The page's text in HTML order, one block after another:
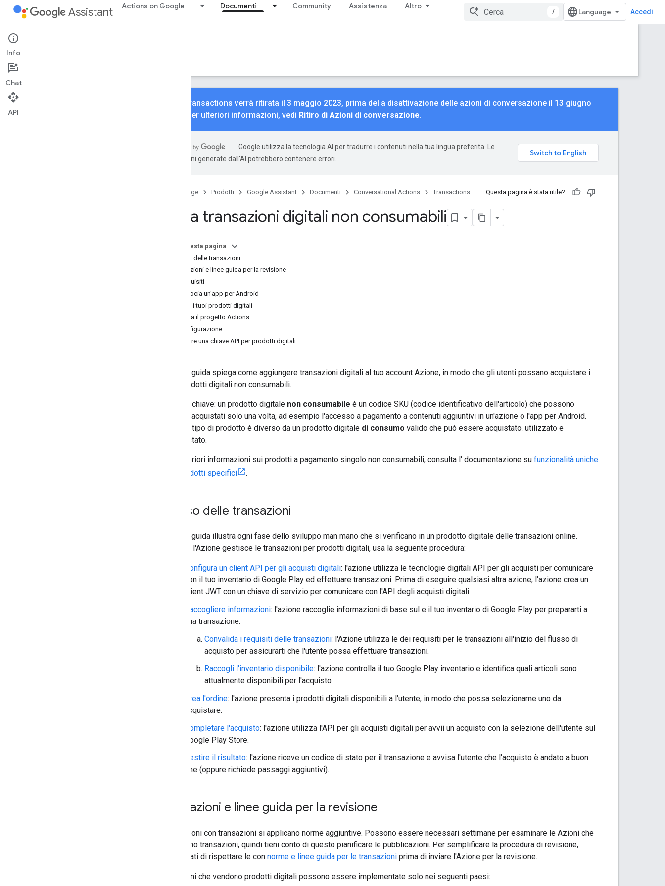
Assistant Actions on Google Documenti Community Assistenza Altro
/ Accedi
Conversational Actions
Guide
L'API Transactions verrà ritirata il 3 maggio 2023, prima della disattivazione delle azioni di conversazione il 13 giugno
2023. Per ulteriori informazioni, vedi Ritiro di Azioni di conversazione.
Google utilizza la tecnologia AI per tradurre i contenuti nella tua lingua preferita. Le
traduzioni generate dall'AI potrebbero contenere errori.
Home page Prodotti Google Assistant Documenti Conversational Actions Transactions Questa pagina è stata utile?
Crea transazioni digitali non consumabili
Su questa pagina
Flusso delle transazioni
Limitazioni e linee guida per la revisione
Prerequisiti
Associa un'app per Android
Crea i tuoi prodotti digitali
Prepara il progetto Actions
Configurazione
Creare una chiave API per prodotti digitali
Questa guida spiega come aggiungere transazioni digitali al tuo account Azione, in modo che gli utenti possano acquistare i
tuoi prodotti digitali non consumabili.
Termini chiave: un prodotto digitale non consumabile è un codice SKU (codice identificativo dell'articolo) che possono
essere acquistati solo una volta, ad esempio l'accesso a pagamento a contenuti aggiuntivi in un'azione o l'app per Android.
Questo tipo di prodotto è diverso da un prodotto digitale di consumo valido che può essere acquistato, utilizzato e
riacquistato.
Per ulteriori informazioni sui prodotti a pagamento singolo non consumabili, consulta l' documentazione su funzionalità uniche
per prodotti specifici
.
Flusso delle transazioni
Questa guida illustra ogni fase dello sviluppo man mano che si verificano in un prodotto digitale delle transazioni online.
Quando l'Azione gestisce le transazioni per prodotti digitali, usa la seguente procedura:
Configura un client API per gli acquisti digitali: l'azione utilizza le tecnologie digitali API per gli acquisti per comunicare
con il tuo inventario di Google Play ed effettuare transazioni. Prima di eseguire qualsiasi altra azione, l'azione crea un
client JWT con un chiave di servizio per comunicare con l'API degli acquisti digitali.
Raccogliere informazioni: l'azione raccoglie informazioni di base sul e il tuo inventario di Google Play per prepararti a
una transazione.
Convalida i requisiti delle transazioni: l'Azione utilizza le dei requisiti per le transazioni all'inizio del flusso di
acquisto per assicurarti che l'utente possa effettuare transazioni.
Raccogli l'inventario disponibile: l'azione controlla il tuo Google Play inventario e identifica quali articoli sono
attualmente disponibili per l'acquisto.
Crea l'ordine: l'azione presenta i prodotti digitali disponibili a l'utente, in modo che possa selezionarne uno da
acquistare.
Completare l'acquisto: l'azione utilizza l'API per gli acquisti digitali per avvii un acquisto con la selezione dell'utente sul
Google Play Store.
Gestire il risultato: l'azione riceve un codice di stato per il transazione e avvisa l'utente che l'acquisto è andato a buon
fine (oppure richiede passaggi aggiuntivi).
Limitazioni e linee guida per la revisione
Alle Azioni con transazioni si applicano norme aggiuntive. Possono essere necessari settimane per esaminare le Azioni che
includono transazioni, quindi tieni conto di questo pianificare le pubblicazioni. Per semplificare la procedura di revisione,
assicurati di rispettare le con norme e linee guida per le transazioni prima di inviare l'Azione per la revisione.
Le azioni che vendono prodotti digitali possono essere implementate solo nei seguenti paesi:
Info
Chat
API